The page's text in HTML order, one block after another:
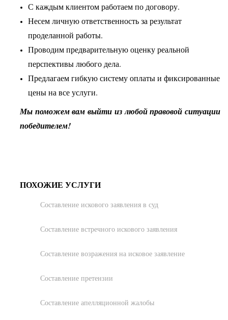
С каждым клиентом работаем по договору.
Несем личную ответственность за результат
проделанной работы.
Проводим предварительную оценку реальной
перспективы любого дела.
Предлагаем гибкую систему оплаты и фиксированные
цены на все услуги.
Мы поможем вам выйти из любой правовой ситуации
победителем!
ПОХОЖИЕ УСЛУГИ
Составление искового заявления в суд
Составление встречного искового заявления
Составление возражения на исковое заявление
Составление претензии
Составление апелляционной жалобы